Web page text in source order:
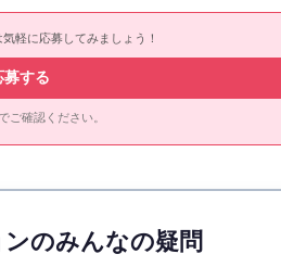
軽に応募してみましょう！
する
ご確認ください。
のみんなの疑問